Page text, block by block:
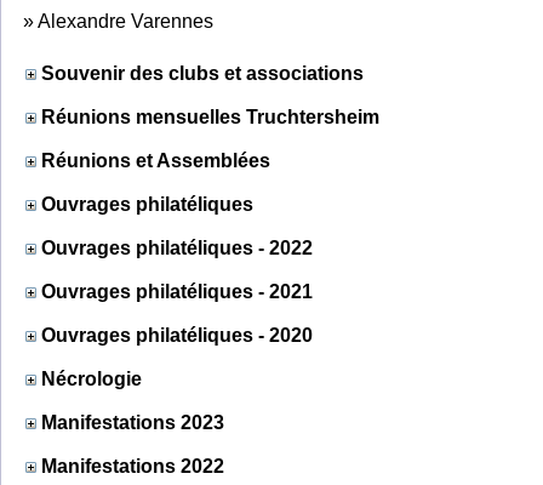
»Alexandre Varennes
Souvenir des clubs et associations
Réunions mensuelles Truchtersheim
Réunions et Assemblées
Ouvrages philatéliques
Ouvrages philatéliques - 2022
Ouvrages philatéliques - 2021
Ouvrages philatéliques - 2020
Nécrologie
Manifestations 2023
Manifestations 2022